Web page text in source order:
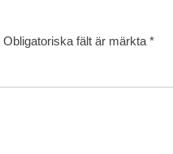
Obligatoriska fält är märkta *